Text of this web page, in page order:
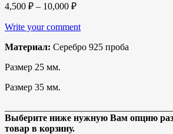
4,500 ₽ – 10,000 ₽
Write your comment
Материал: Серебро 925 проба
Размер 25 мм.
Размер 35 мм.
Выберите ниже нужную Вам опцию
товар в корзину.